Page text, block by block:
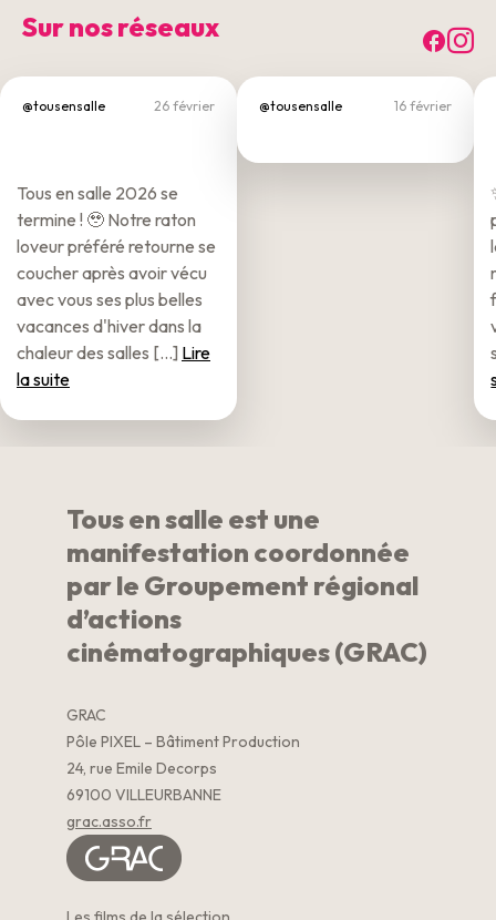
Sur nos réseaux
@tousensalle 26 février
Tous en salle 2026 se
termine ! 🥹 Notre raton
loveur préféré retourne se
coucher après avoir vécu
avec vous ses plus belles
vacances d'hiver dans la
chaleur des salles [...] Lire
la suite
@tousensalle 16 février
Tous en salle est une
manifestation coordonnée
par le Groupement régional
d’actions
cinématographiques (GRAC)
GRAC
Pôle PIXEL – Bâtiment Production
24, rue Emile Decorps
69100 VILLEURBANNE
grac.asso.fr